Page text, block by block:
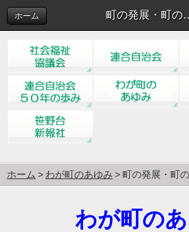
町の発展
ホーム
ホーム わが町のあゆみ 町の発展・町
わが町の